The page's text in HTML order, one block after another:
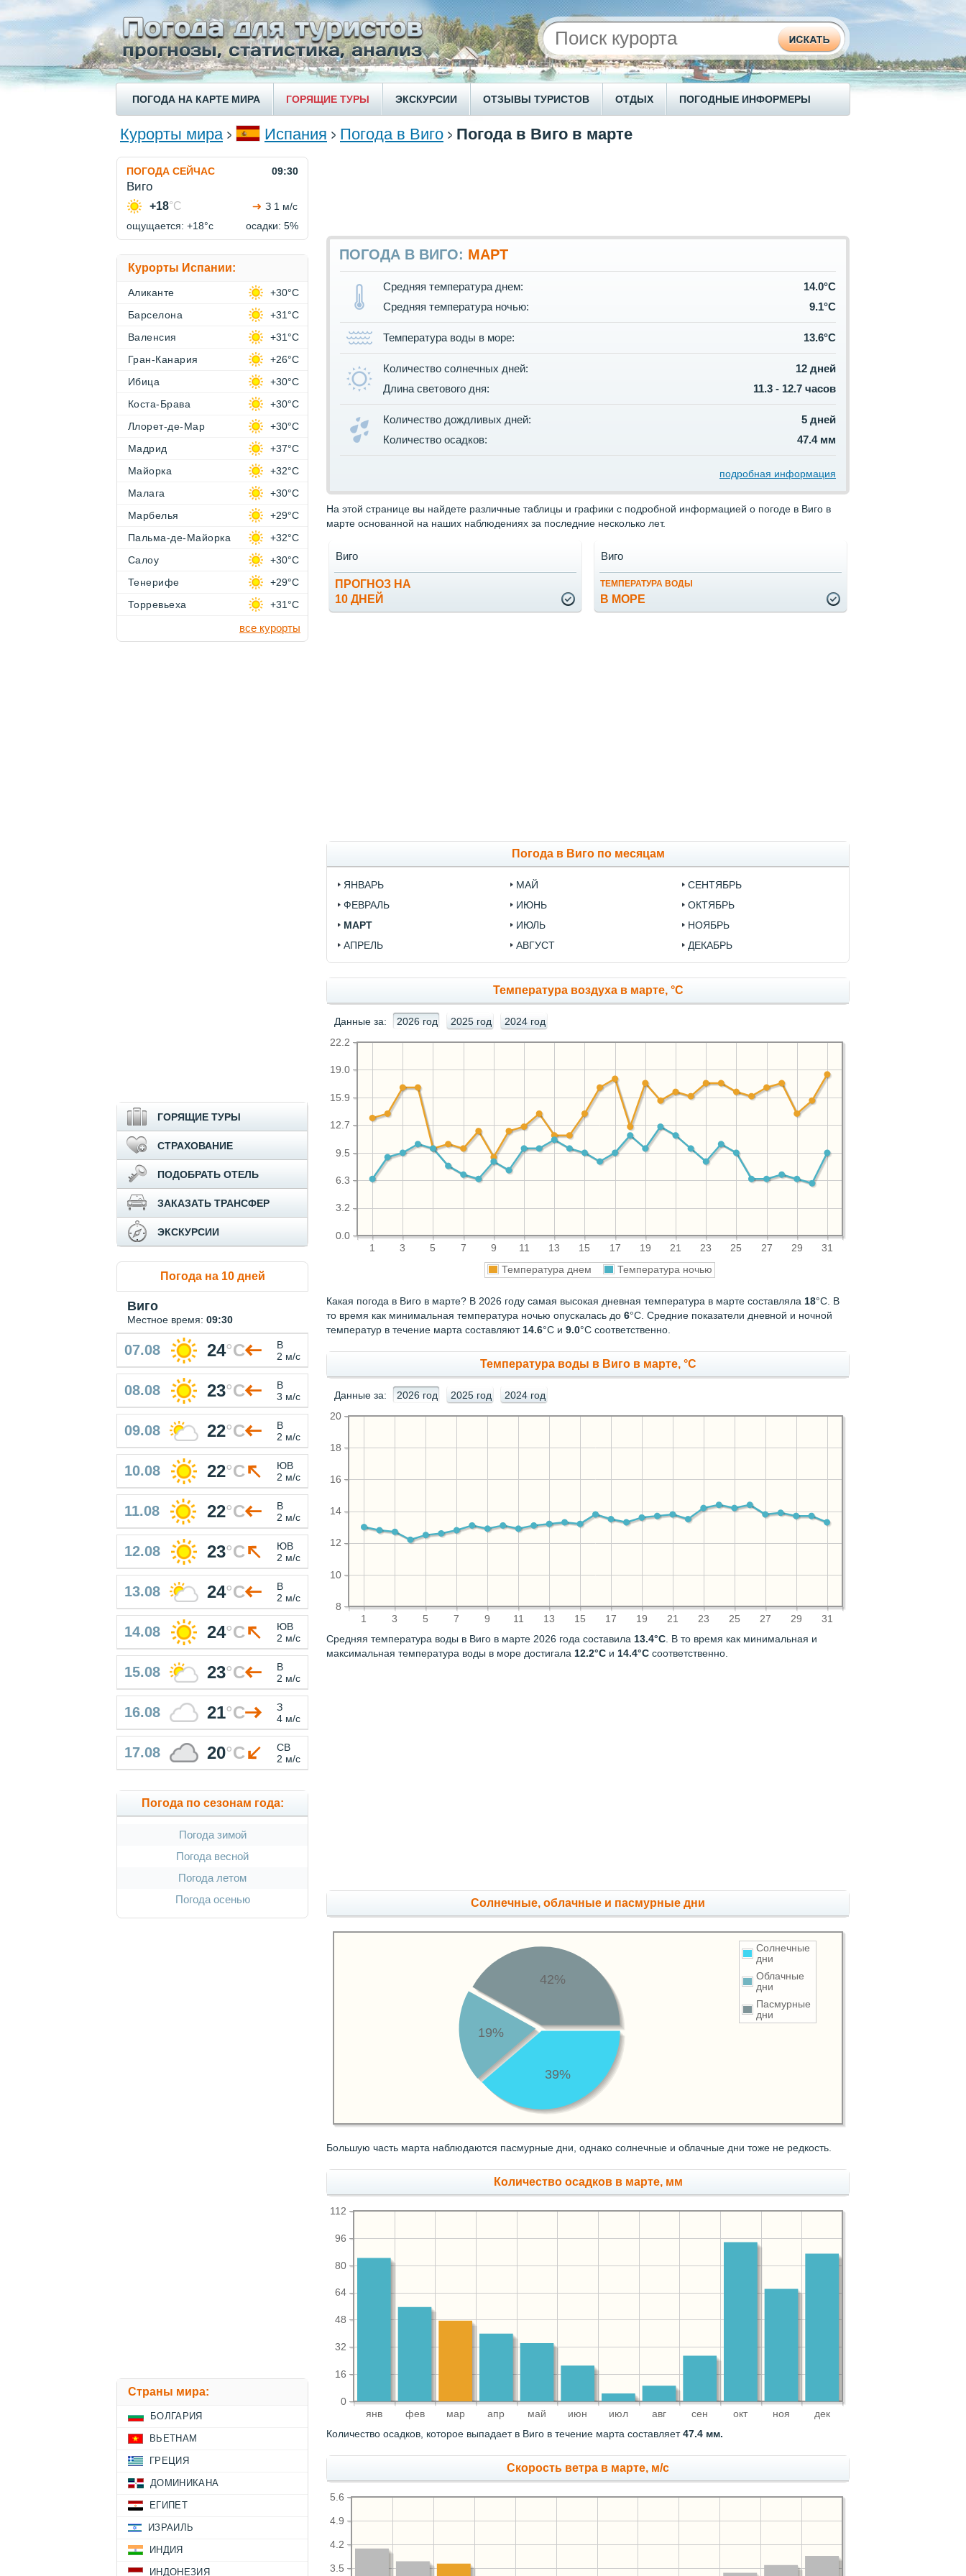
ПОГОДА НА КАРТЕ МИРА ГОРЯЩИЕ ТУРЫ ЭКСКУРСИИ ОТЗЫВЫ ТУРИСТОВ ОТДЫХ ПОГОДНЫЕ ИНФОРМЕРЫ
Курорты мира Испания Погода в Виго Погода в Виго в марте
ПОГОДА В ВИГО: МАРТ
Средняя температура днем:
14.0°C
Средняя температура ночью:
9.1°C
Температура воды в море: 13.6°C
Количество солнечных дней:
12 дней
Длина светового дня:
11.3 - 12.7 часов
Количество дождливых дней:
5 дней
Количество осадков:
47.4 мм
подробная информация
На этой странице вы найдете различные таблицы и графики с подробной информацией о погоде в Виго в
марте основанной на наших наблюдениях за последние несколько лет.
ПРОГНОЗ НА
10 ДНЕЙ
Виго
ТЕМПЕРАТУРА ВОДЫ
В МОРЕ
Виго
Погода в Виго по месяцам
ЯНВАРЬ
ФЕВРАЛЬ
МАРТ
АПРЕЛЬ
МАЙ
ИЮНЬ
ИЮЛЬ
АВГУСТ
СЕНТЯБРЬ
ОКТЯБРЬ
НОЯБРЬ
ДЕКАБРЬ
Температура воздуха в марте, °C
Данные за: 2026 год 2025 год 2024 год
1 3 5 7 9 11 13 15 17 19 21 23 25 27 29 31
0.0
3.2
6.3
9.5
12.7
15.9
19.0
22.2
Температура днем Температура ночью
Какая погода в Виго в марте? В 2026 году самая высокая дневная температура в марте составляла 18°С. В
то время как минимальная температура ночью опускалась до 6°C. Средние показатели дневной и ночной
температур в течение марта составляют14.6°С и 9.0°С соответственно.
Температура воды в Виго в марте, °C
Данные за: 2026 год 2025 год 2024 год
1 3 5 7 9 11 13 15 17 19 21 23 25 27 29 31
8
10
12
14
16
18
20
Средняя температура воды в Виго в марте 2026 года составила 13.4°C. В то время как минимальная и
максимальная температура воды в море достигала 12.2°C и 14.4°C соответственно.
Cолнечные, облачные и пасмурные дни
Солнечные
дни
Облачные
дни
Пасмурные
дни
39%
19%
42%
Большую часть марта наблюдаются пасмурные дни, однако солнечные и облачные дни тоже не редкость.
Количество осадков в марте, мм
янв фев мар апр май июн июл авг сен окт ноя дек
0
16
32
48
64
80
96
112
Количество осадков, которое выпадает в Виго в течение марта составляет47.4 мм.
Скорость ветра в марте, м/с
3.5
4.2
4.9
5.6
ПОГОДА СЕЙЧАС 09:30
Виго
+18°C
З 1 м/с
ощущается: +18°c
осадки: 5%
Курорты Испании:
Аликанте
+30°C
Барселона
+31°C
Валенсия
+31°C
Гран-Канария
+26°C
Ибица
+30°C
Коста-Брава
+30°C
Ллорет-де-Мар
+30°C
Мадрид
+37°C
Майорка
+32°C
Малага
+30°C
Марбелья
+29°C
Пальма-де-Майорка
+32°C
Салоу
+30°C
Тенерифе
+29°C
Торревьеха
+31°C
все курорты
ГОРЯЩИЕ ТУРЫ
СТРАХОВАНИЕ
ПОДОБРАТЬ ОТЕЛЬ
ЗАКАЗАТЬ ТРАНСФЕР
ЭКСКУРСИИ
Погода на 10 дней
Виго
Местное время: 09:30
07.08 24°C
В
2 м/с
08.08 23°C
В
3 м/с
09.08 22°C
В
2 м/с
10.08 22°C
ЮВ
2 м/с
11.08 22°C
В
2 м/с
12.08 23°C
ЮВ
2 м/с
13.08 24°C
В
2 м/с
14.08 24°C
ЮВ
2 м/с
15.08 23°C
В
2 м/с
16.08 21°C
З
4 м/с
17.08 20°C
СВ
2 м/с
Погода по сезонам года:
Погода зимой
Погода весной
Погода летом
Погода осенью
Страны мира:
БОЛГАРИЯ
ВЬЕТНАМ
ГРЕЦИЯ
ДОМИНИКАНА
ЕГИПЕТ
ИЗРАИЛЬ
ИНДИЯ
ИНДОНЕЗИЯ